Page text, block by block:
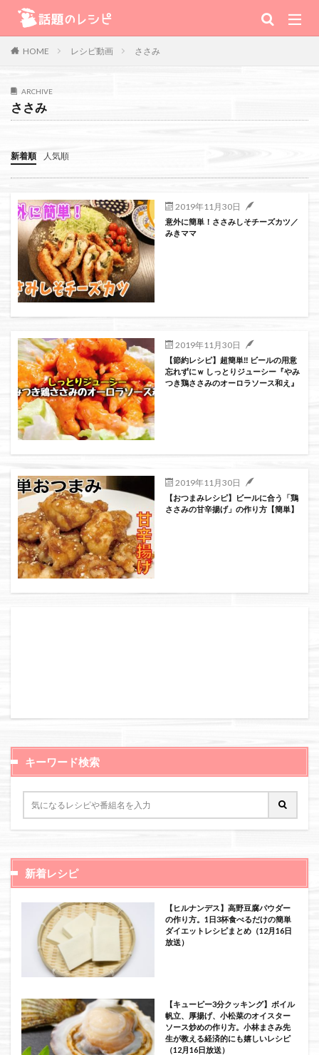
HOME レシピ動画 ささみ
ARCHIVE
ささみ
新着順 人気順
2019年11月30日
意外に簡単！ささみしそチーズカツ／
みきママ
2019年11月30日
【節約レシピ】超簡単‼ ビールの用意
忘れずにｗ しっとりジューシー『やみ
つき鶏ささみのオーロラソース和え』
2019年11月30日
【おつまみレシピ】ビールに合う「鶏
ささみの甘辛揚げ」の作り方【簡単】
キーワード検索
新着レシピ
【ヒルナンデス】高野豆腐パウダー
の作り方。1日3杯食べるだけの簡単
ダイエットレシピまとめ（12月16日
放送）
【キューピー3分クッキング】ボイル
帆立、厚揚げ、小松菜のオイスター
ソース炒めの作り方。小林まさみ先
生が教える経済的にも嬉しいレシピ
（12月16日放送）
キーワード
肉
TV番組
throw an Error in a future version of PHP) in
/home/xs111inc/wadai.info/public_html/wp-content/themes/the-
thor-child/searchform-refine.php
絞り込み検索